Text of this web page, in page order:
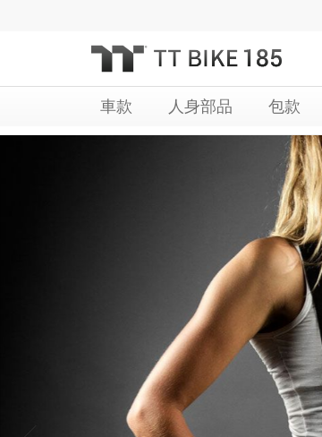
過
到
內
容車款 人身部品 包款